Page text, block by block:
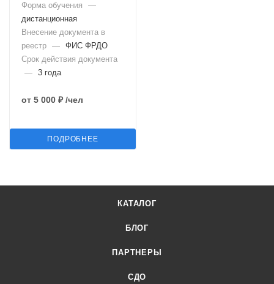
Форма обучения
—
дистанционная
Внесение документа в
реестр — ФИС ФРДО
Срок действия документа
— 3 года
от 5 000 ₽ /чел
ПОДРОБНЕЕ
КАТАЛОГ
БЛОГ
ПАРТНЕРЫ
СДО